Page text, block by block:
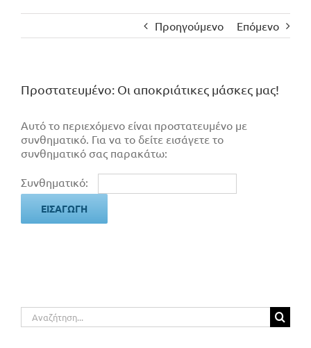
Προηγούμενο Επόμενο
Πρoστατευμένο: Οι αποκριάτικες μάσκες μας!
Αυτό το περιεχόμενο είναι προστατευμένο με
συνθηματικό. Για να το δείτε εισάγετε το
συνθηματικό σας παρακάτω:
Συνθηματικό:
Αναζήτηση
για: